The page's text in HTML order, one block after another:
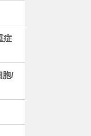
症
胞/